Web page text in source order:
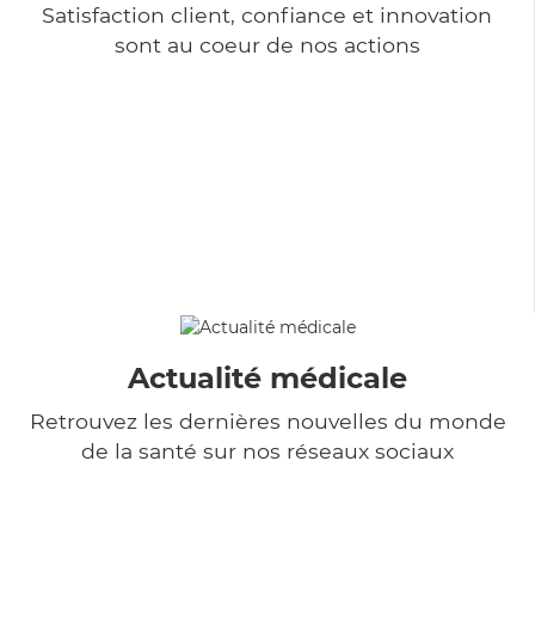
Satisfaction client, confiance et innovation
sont au coeur de nos actions
Actualité médicale
Retrouvez les dernières nouvelles du monde
de la santé sur nos réseaux sociaux